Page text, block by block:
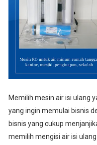
Memilih mesin air isi ulang
yang ingin memulai bisnis
bisnis yang cukup
memilih mengisi air isi